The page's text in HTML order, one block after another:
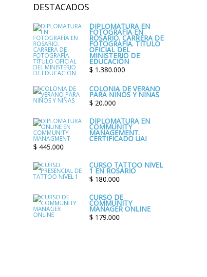
DESTACADOS
DIPLOMATURA EN
FOTOGRAFÍA EN
ROSARIO. CARRERA DE
FOTOGRAFÍA. TÍTULO
OFICIAL DEL
MINISTERIO DE
EDUCACIÓN
$ 1.380.000
COLONIA DE VERANO
PARA NIÑOS Y NIÑAS
$ 20.000
DIPLOMATURA EN
COMMUNITY
MANAGEMENT.
CERTIFICADO UAI
$ 445.000
CURSO TATTOO NIVEL
1 EN ROSARIO
$ 180.000
CURSO DE
COMMUNITY
MANAGER ONLINE
$ 179.000